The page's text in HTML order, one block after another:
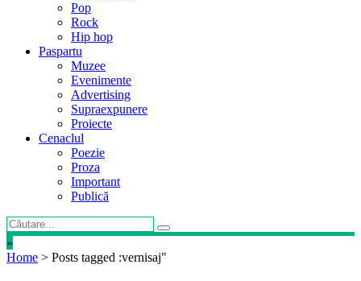
Pop
Rock
Hip hop
Paspartu
Muzee
Evenimente
Advertising
Supraexpunere
Proiecte
Cenaclul
Poezie
Proza
Important
Publică
»
Home > Posts tagged :vernisaj"